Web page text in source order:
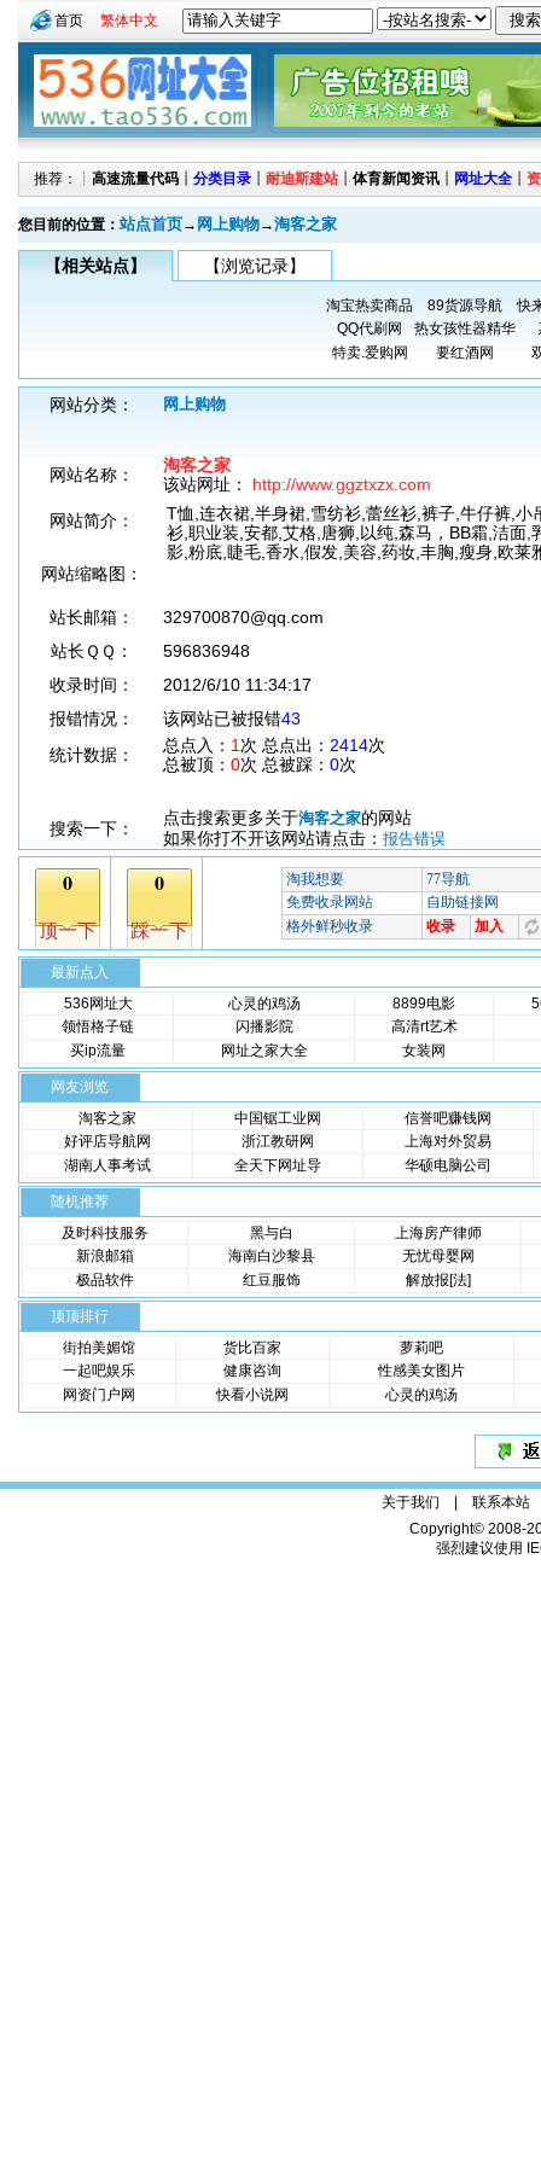
首页 繁体中文
推荐：┊ 高速流量代码 ┊ 分类目录 ┊ 耐迪斯建站 ┊ 体育新闻资讯 ┊ 网址大全 ┊
您目前的位置： 站点首页→ 网上购物→淘客之家
【相关站点】 【浏览记录】
淘宝热卖商品 89货源导航
快
QQ代刷网
热女孩性器精华
特卖.爱购网
要红酒网
网站分类： 网上购物
网站名称：
淘客之家
该站网址： http://www.ggztxzx.com
网站简介：
T恤,连衣裙,半身裙,雪纺衫,蕾丝衫,裤子,牛仔裤,小
衫,职业装,安都,艾格,唐狮,以纯,森马，BB霜,洁面,
影,粉底,睫毛,香水,假发,美容,药妆,丰胸,瘦身,欧莱
网站缩略图：
站长邮箱：
329700870@qq.com
站长ＱＱ：
596836948
收录时间：
2012/6/10 11:34:17
报错情况：
该网站已被报错43
统计数据：
总点入： 1 次 总点出： 2414次
总被顶： 0次 总被踩： 0次
搜索一下：
点击搜索更多关于淘客之家的网站
如果你打不开该网站请点击： 报告错误
最新点入
536网址大
心灵的鸡汤 8899电影
领悟格子链
闪播影院
高清rt艺术
买ip流量
网址之家大全 女装网
网友浏览
淘客之家
中国锯工业网
信誉吧赚钱网
好评店导航网
浙江教研网
上海对外贸易
湖南人事考试
全天下网址导 华硕电脑公司
随机推荐
及时科技服务
黑与白
上海房产律师
新浪邮箱
海南白沙黎县
无忧母婴网
极品软件
红豆服饰 解放报[法]
顶顶排行
街拍美媚馆
货比百家
萝莉吧
一起吧娱乐
健康咨询
性感美女图片
网资门户网
快看小说网 心灵的鸡汤
关于我们 | 联系本站
Copyright© 2008-
强烈建议使用